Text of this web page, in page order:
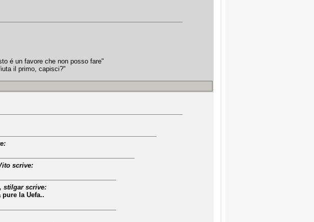
é un favore che non posso fare"
il primo, capisci?"
scrive:
stilgar scrive:
la Uefa..